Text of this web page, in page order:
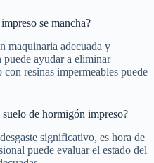
se mancha?
maquinaria adecuada y
ayudar a eliminar
resinas impermeables puede
de hormigón impreso?
significativo, es hora de
puede evaluar el estado del